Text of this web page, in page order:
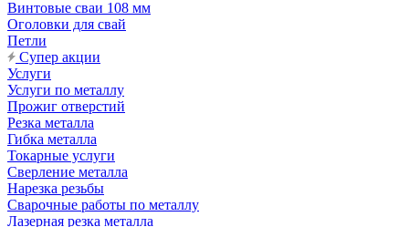
Винтовые сваи 108 мм
Оголовки для свай
Петли
Супер акции
Услуги
Услуги по металлу
Прожиг отверстий
Резка металла
Гибка металла
Токарные услуги
Сверление металла
Нарезка резьбы
Сварочные работы по металлу
Лазерная резка металла